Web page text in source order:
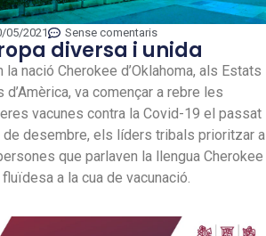
05/2021 Sense comentaris
diversa i unida
la nació Cherokee d’Oklahoma, als Estats
d’Amèrica, va començar a rebre les
vacunes contra la Covid-19 el passat
de desembre, els líders tribals prioritzar a
que parlaven la llengua Cherokee
a la cua de vacunació.